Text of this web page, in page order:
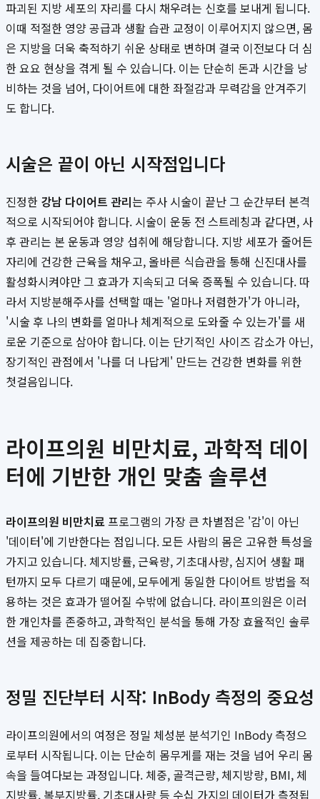
파괴된 지방 세포의 자리를 다시 채우려는 신호를 보내게 됩니다.
이때 적절한 영양 공급과 생활 습관 교정이 이루어지지 않으면, 몸
은 지방을 더욱 축적하기 쉬운 상태로 변하며 결국 이전보다 더 심
한 요요 현상을 겪게 될 수 있습니다. 이는 단순히 돈과 시간을 낭
비하는 것을 넘어, 다이어트에 대한 좌절감과 무력감을 안겨주기
도 합니다.
시술은 끝이 아닌 시작점입니다
진정한 강남 다이어트 관리는 주사 시술이 끝난 그 순간부터 본격
적으로 시작되어야 합니다. 시술이 운동 전 스트레칭과 같다면, 사
후 관리는 본 운동과 영양 섭취에 해당합니다. 지방 세포가 줄어든
자리에 건강한 근육을 채우고, 올바른 식습관을 통해 신진대사를
활성화시켜야만 그 효과가 지속되고 더욱 증폭될 수 있습니다. 따
라서 지방분해주사를 선택할 때는 '얼마나 저렴한가'가 아니라,
'시술 후 나의 변화를 얼마나 체계적으로 도와줄 수 있는가'를 새
로운 기준으로 삼아야 합니다. 이는 단기적인 사이즈 감소가 아닌,
장기적인 관점에서 '나를 더 나답게' 만드는 건강한 변화를 위한
첫걸음입니다.
라이프의원 비만치료, 과학적 데이
터에 기반한 개인 맞춤 솔루션
라이프의원 비만치료프로그램의 가장 큰 차별점은 '감'이 아닌
'데이터'에 기반한다는 점입니다. 모든 사람의 몸은 고유한 특성을
가지고 있습니다. 체지방률, 근육량, 기초대사량, 심지어 생활 패
턴까지 모두 다르기 때문에, 모두에게 동일한 다이어트 방법을 적
용하는 것은 효과가 떨어질 수밖에 없습니다. 라이프의원은 이러
한 개인차를 존중하고, 과학적인 분석을 통해 가장 효율적인 솔루
션을 제공하는 데 집중합니다.
정밀 진단부터 시작: InBody 측정의 중요성
라이프의원에서의 여정은 정밀 체성분 분석기인 InBody 측정으
로부터 시작됩니다. 이는 단순히 몸무게를 재는 것을 넘어 우리 몸
속을 들여다보는 과정입니다. 체중, 골격근량, 체지방량, BMI, 체
지방률, 복부지방률, 기초대사량 등 수십 가지의 데이터가 측정됩